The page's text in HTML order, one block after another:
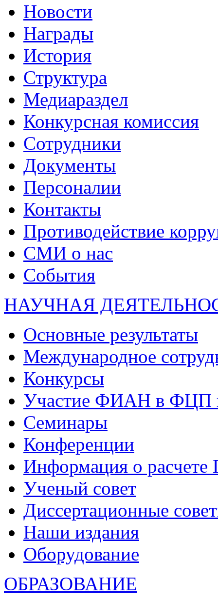
Новости
Награды
История
Структура
Медиараздел
Конкурсная комиссия
Сотрудники
Документы
Персоналии
Контакты
Противодействие
СМИ о нас
События
НАУЧНАЯ
Основные результаты
Международное
Конкурсы
Участие ФИАН в ФЦП
Семинары
Конференции
Информация о
Ученый совет
Диссертационные
Наши издания
Оборудование
ОБРАЗОВАНИЕ